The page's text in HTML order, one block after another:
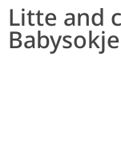
Litte and